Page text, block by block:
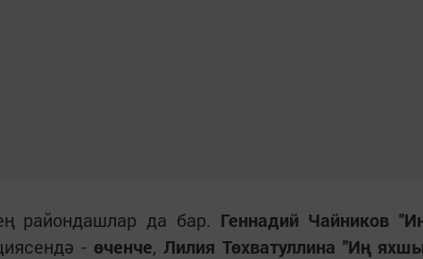
райондашлар да бар. Геннадий Чайников
- өченче, Лилия Төхватуллина "Иң